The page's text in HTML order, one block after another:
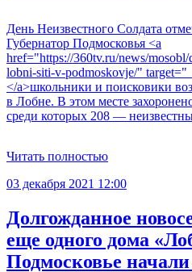
День Неизвестного Солдата
Губернатор Подмосковья <a
href="https://360tv.ru/news/
lobni-siti-v-podmoskovje/"
</a>школьники и поисковики
в Лобне. В этом месте
среди которых 208 —
Читать полностью
03 декабря 2021 12:00
Долгожданное
еще одного дома
Подмосковье